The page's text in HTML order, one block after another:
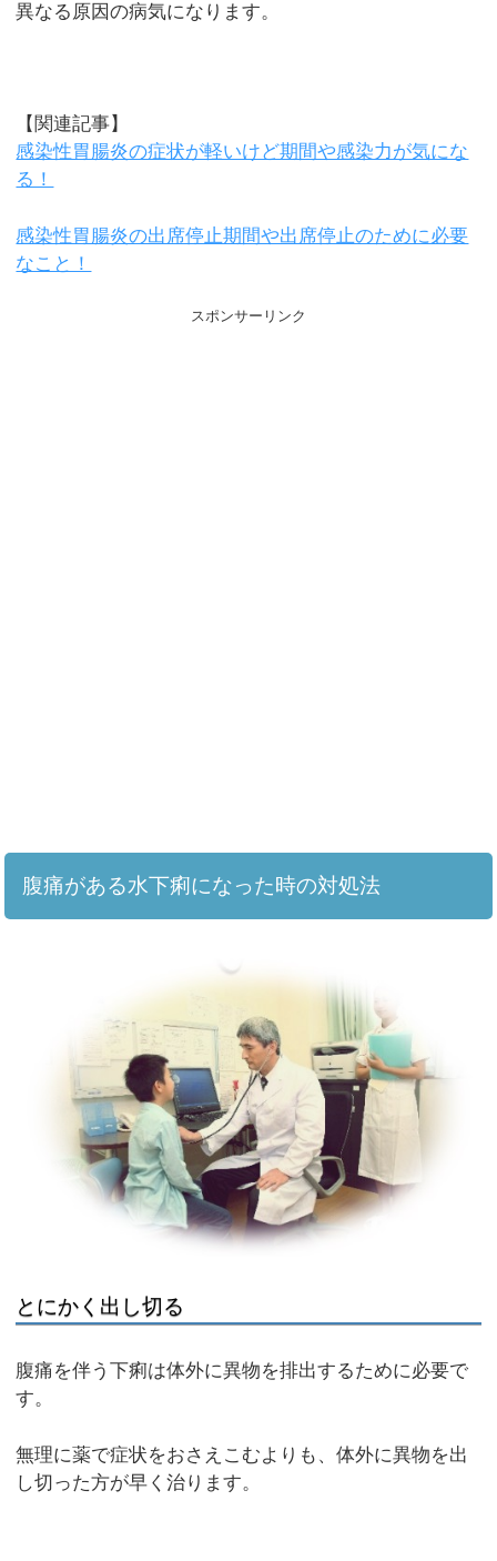
異なる原因の病気になります。
【関連記事】
感染性胃腸炎の症状が軽いけど期間や感染力が気にな
る！
感染性胃腸炎の出席停止期間や出席停止のために必要
なこと！
スポンサーリンク
腹痛がある水下痢になった時の対処法
とにかく出し切る
腹痛を伴う下痢は体外に異物を排出するために必要で
す。
無理に薬で症状をおさえこむよりも、体外に異物を出
し切った方が早く治ります。